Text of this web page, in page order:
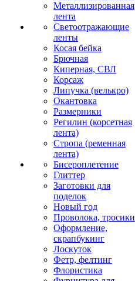
Металлизированная
лента
Светоотражающие
ленты
Косая бейка
Брючная
Киперная, СВЛ
Корсаж
Липучка (велькро)
Окантовка
Размерники
Регилин (корсетная
лента)
Стропа (ременная
лента)
Бисероплетение
Глиттер
Заготовки для
поделок
Новый год
Проволока, тросики
Оформление,
скрапбукинг
Лоскуток
Фетр, фелтинг
Флористика